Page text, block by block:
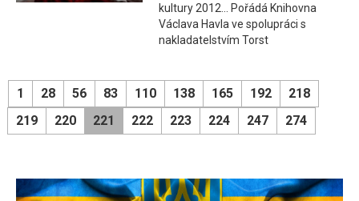
kultury 2012... Pořádá Knihovna
Václava Havla ve spolupráci s
nakladatelstvím Torst
1 28 56 83 110 138 165 192
218
219
220 221 222 223 224 247 274